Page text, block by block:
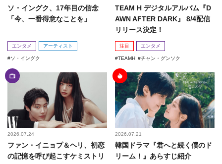
ソ・イングク、17年目の信念
「今、一番得意なことを」
エンタメ アーティスト
ソ・イングク
TEAM H デジタルアルバム『D
AWN AFTER DARK』 8/4配信
リリース決定！
注目 エンタメ
TEAMH チャン・グンソク
2026.07.24
ファン・イニョプ＆ヘリ、初恋
の記憶を呼び起こすケミストリ
2026.07.21
韓国ドラマ『君へと続く僕のド
リーム！』あらすじ紹介